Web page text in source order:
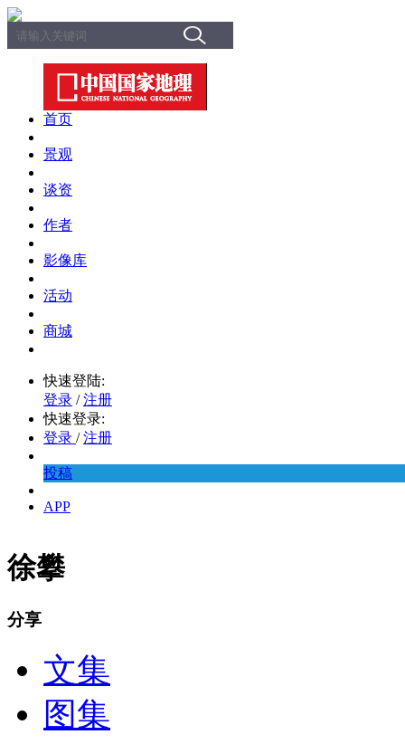
首页
景观
谈资
作者
影像库
活动
商城
快速登陆:
登录 / 注册
快速登录:
登录 / 注册
投稿
APP
徐攀
分享
文集
图集